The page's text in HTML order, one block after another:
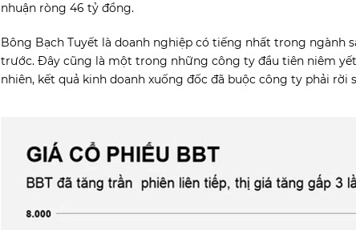
nhuận ròng 46 tỷ đồng.
Bông Bạch Tuyết là doanh nghiệp có tiếng nhất trong ngành
trước. Đây cũng là một trong những công ty đầu tiên niêm
nhiên, kết quả kinh doanh xuống đốc đã buộc công ty phải rời